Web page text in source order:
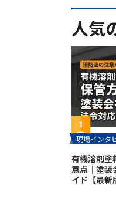
人気
現場インタ
有機溶剤塗
意点｜塗装
イド【最新